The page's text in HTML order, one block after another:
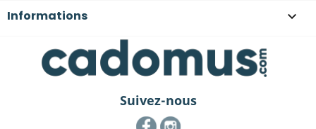
Informations 
Suivez-nous